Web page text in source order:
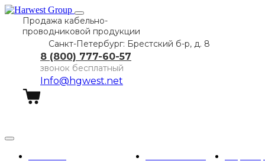
Продажа кабельно-
проводниковой продукции
Санкт-Петербург: Брестский б-р, д. 8
8 (800) 777-60-57
звонок бесплатный
Info@hgwest.net